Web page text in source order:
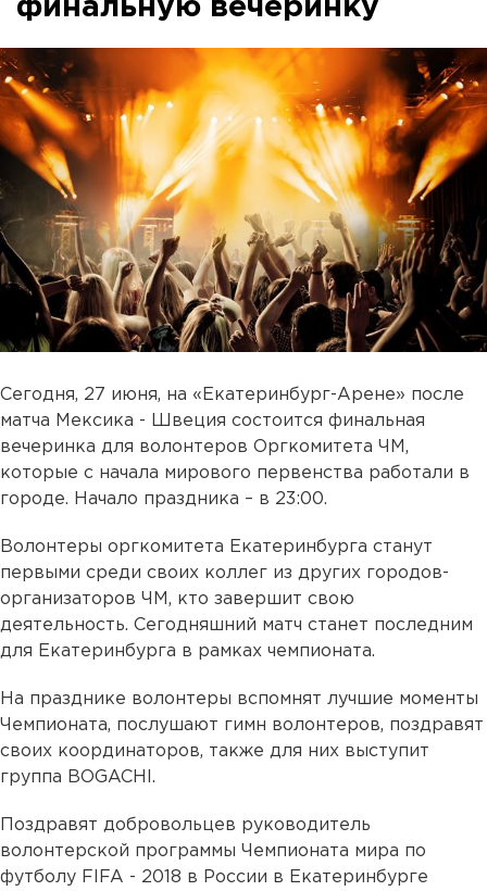
финальную вечеринку
Сегодня, 27 июня, на «Екатеринбург-Арене» после
матча Мексика - Швеция состоится финальная
вечеринка для волонтеров Оргкомитета ЧМ,
которые с начала мирового первенства работали в
городе. Начало праздника – в 23:00.
Волонтеры оргкомитета Екатеринбурга станут
первыми среди своих коллег из других городов-
организаторов ЧМ, кто завершит свою
деятельность. Сегодняшний матч станет последним
для Екатеринбурга в рамках чемпионата.
На празднике волонтеры вспомнят лучшие моменты
Чемпионата, послушают гимн волонтеров, поздравят
своих координаторов, также для них выступит
группа BOGACHI.
Поздравят добровольцев руководитель
волонтерской программы Чемпионата мира по
футболу FIFA - 2018 в России в Екатеринбурге